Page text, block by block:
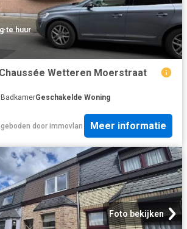
·te huur
Wetteren Moerstraat
BadkamerGeschakelde Woning
door immovlan Meer informatie
Foto bekijken